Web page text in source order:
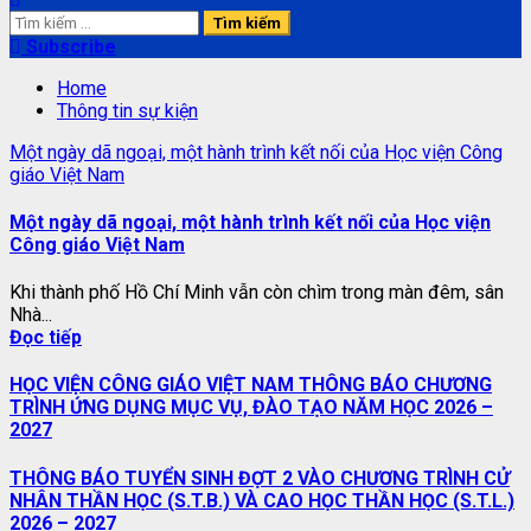
Tìm
kiếm
cho:
Subscribe
Home
Thông tin sự kiện
Một ngày dã ngoại, một hành trình kết nối của Học viện Công
giáo Việt Nam
Một ngày dã ngoại, một hành trình kết nối của Học viện
Công giáo Việt Nam
Khi thành phố Hồ Chí Minh vẫn còn chìm trong màn đêm, sân
Nhà...
Đọc tiếp
HỌC VIỆN CÔNG GIÁO VIỆT NAM THÔNG BÁO CHƯƠNG
TRÌNH ỨNG DỤNG MỤC VỤ, ĐÀO TẠO NĂM HỌC 2026 –
2027
THÔNG BÁO TUYỂN SINH ĐỢT 2 VÀO CHƯƠNG TRÌNH CỬ
NHÂN THẦN HỌC (S.T.B.) VÀ CAO HỌC THẦN HỌC (S.T.L.)
2026 – 2027